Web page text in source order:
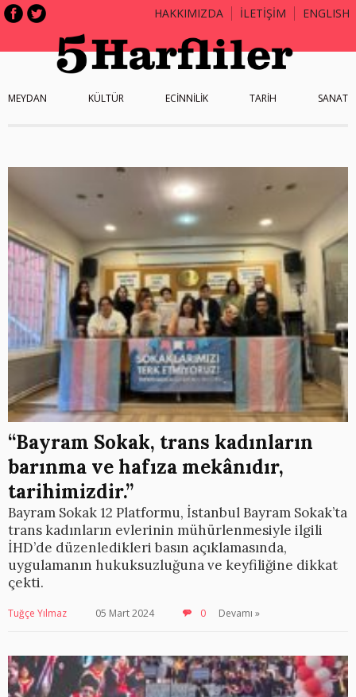
HAKKIMIZDA İLETİŞİM ENGLISH
MEYDAN KÜLTÜR ECİNNİLİK TARİH SANAT
“Bayram Sokak, trans kadınların
barınma ve hafıza mekânıdır,
tarihimizdir.”
Bayram Sokak 12 Platformu, İstanbul Bayram Sokak’ta
trans kadınların evlerinin mühürlenmesiyle ilgili
İHD’de düzenledikleri basın açıklamasında,
uygulamanın hukuksuzluğuna ve keyfiliğine dikkat
çekti.
Tuğçe Yılmaz 05 Mart 2024 0 Devamı »